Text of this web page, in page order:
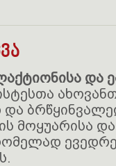
და
და
მოყუარისა